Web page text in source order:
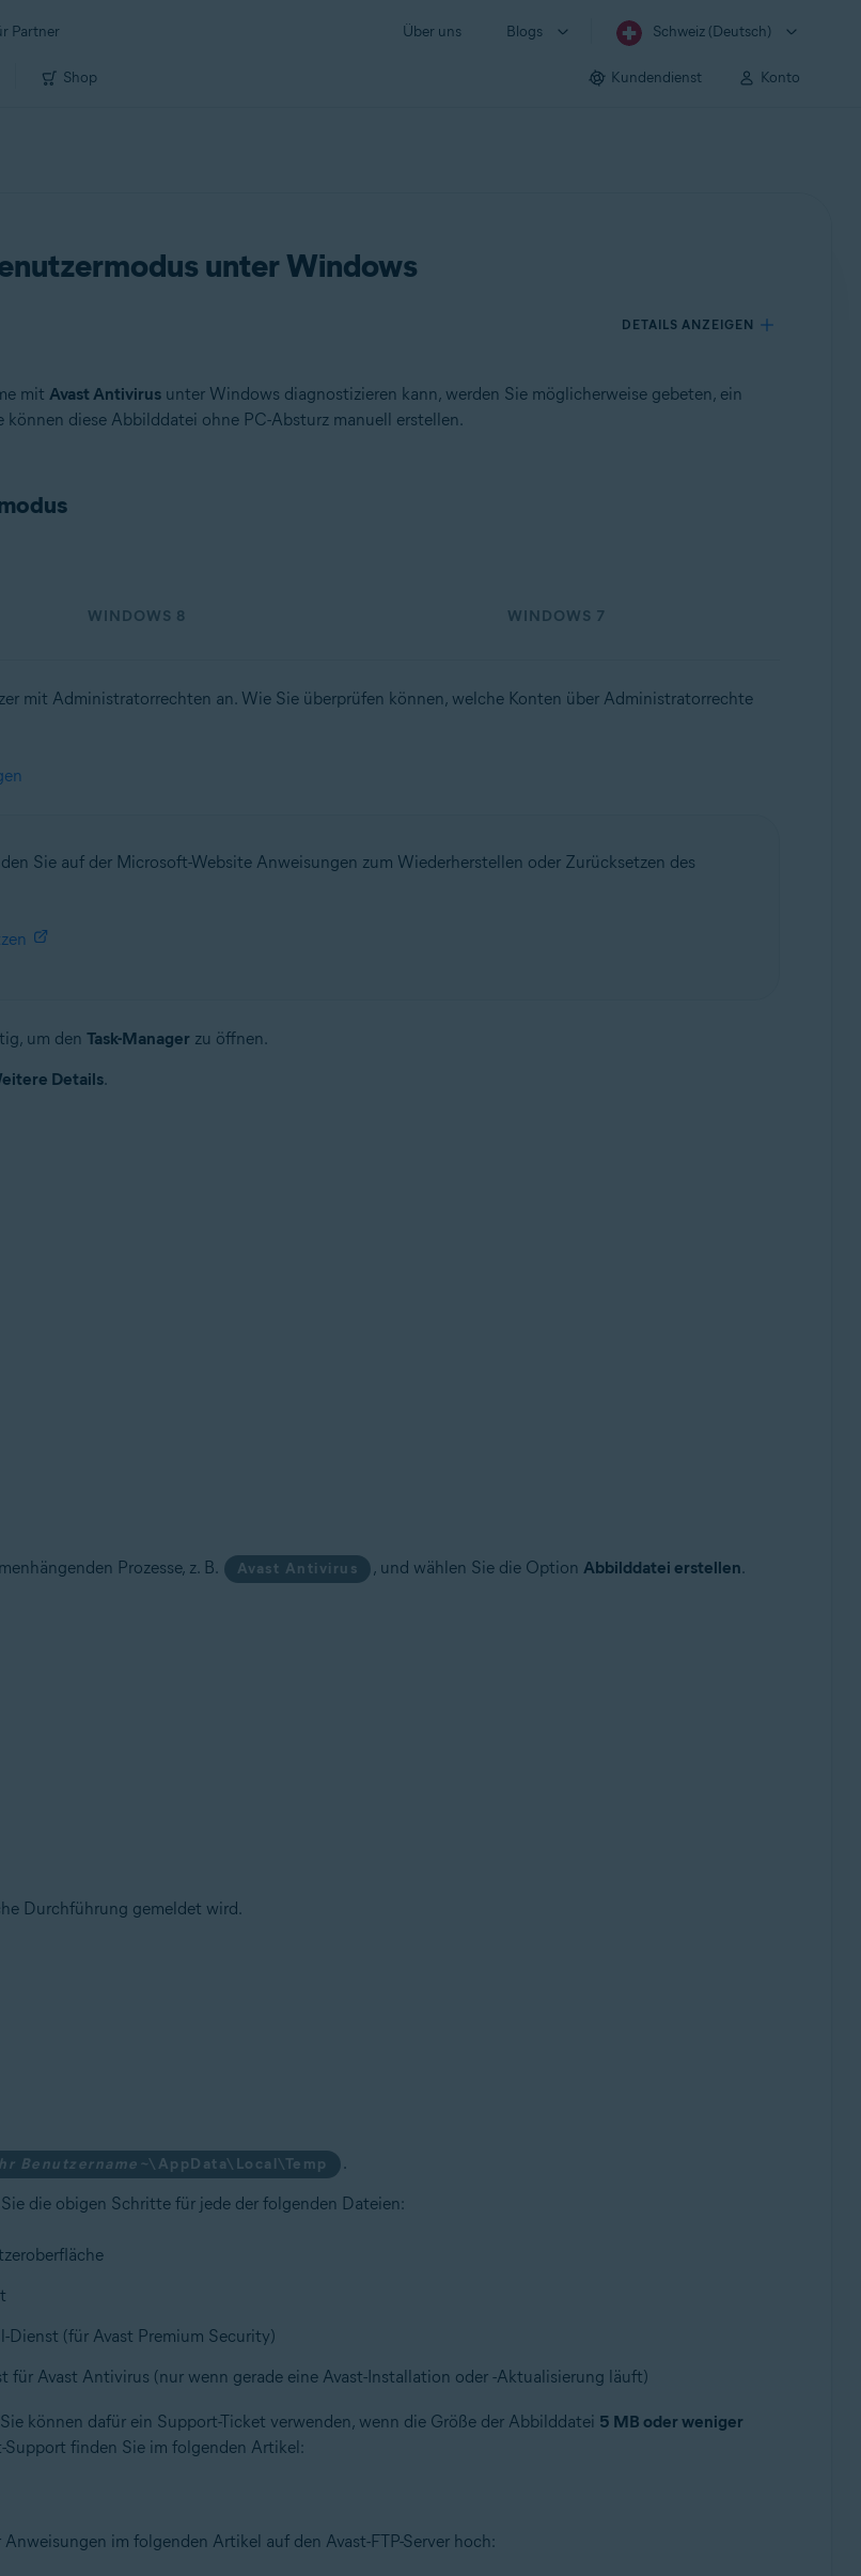
Partner Über uns Blogs Schweiz (Deutsch)
Shop Kundendienst Konto
unter Windows
DETAILS ANZEIGEN
mit Avast Antivirusunter Windows diagnostizieren kann, werden Sie möglicherweise gebeten, ein
diese Abbilddatei ohne PC-Absturz manuell erstellen.
WINDOWS 8 WINDOWS 7
mit Administratorrechten an. Wie Sie überprüfen können, welche Konten über Administratorrechte
Sie auf der Microsoft-Website Anweisungen zum Wiederherstellen oder Zurücksetzen des
um denTask-Manager zu öffnen.
Details.
Prozesse, z. B. Avast Antivirus , und wählen Sie die OptionAbbilddatei erstellen.
Durchführung gemeldet wird.
Benutzername~\AppData\Local\Temp
.
die obigen Schritte für jede der folgenden Dateien:
Dienst (für Avast Premium Security)
für Avast Antivirus (nur wenn gerade eine Avast-Installation oder -Aktualisierung läuft)
können dafür ein Support-Ticket verwenden, wenn die Größe der Abbilddatei 5 MB oder weniger
finden Sie im folgenden Artikel:
im folgenden Artikel auf den Avast-FTP-Server hoch: